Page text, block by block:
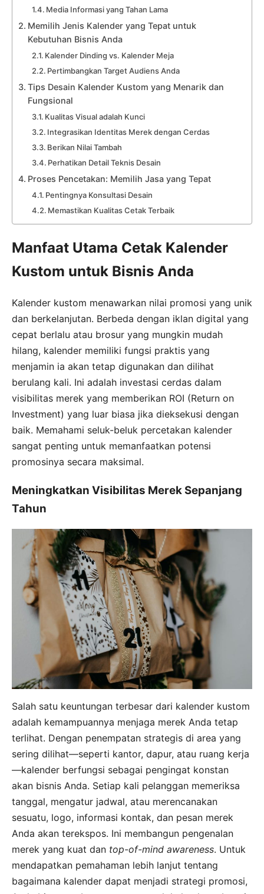
Media Informasi yang Tahan Lama
Memilih Jenis Kalender yang Tepat untuk
Kebutuhan Bisnis Anda
Kalender Dinding vs. Kalender Meja
Pertimbangkan Target Audiens Anda
Tips Desain Kalender Kustom yang Menarik dan
Fungsional
Kualitas Visual adalah Kunci
Integrasikan Identitas Merek dengan Cerdas
Berikan Nilai Tambah
Perhatikan Detail Teknis Desain
Proses Pencetakan: Memilih Jasa yang Tepat
Pentingnya Konsultasi Desain
Memastikan Kualitas Cetak Terbaik
Manfaat Utama Cetak Kalender
Kustom untuk Bisnis Anda
Kalender kustom menawarkan nilai promosi yang unik
dan berkelanjutan. Berbeda dengan iklan digital yang
cepat berlalu atau brosur yang mungkin mudah
hilang, kalender memiliki fungsi praktis yang
menjamin ia akan tetap digunakan dan dilihat
berulang kali. Ini adalah investasi cerdas dalam
visibilitas merek yang memberikan ROI (Return on
Investment) yang luar biasa jika dieksekusi dengan
baik. Memahami seluk-beluk percetakan kalender
sangat penting untuk memanfaatkan potensi
promosinya secara maksimal.
Meningkatkan Visibilitas Merek Sepanjang
Tahun
Salah satu keuntungan terbesar dari kalender kustom
adalah kemampuannya menjaga merek Anda tetap
terlihat. Dengan penempatan strategis di area yang
sering dilihat—seperti kantor, dapur, atau ruang kerja
—kalender berfungsi sebagai pengingat konstan
akan bisnis Anda. Setiap kali pelanggan memeriksa
tanggal, mengatur jadwal, atau merencanakan
sesuatu, logo, informasi kontak, dan pesan merek
Anda akan terekspos. Ini membangun pengenalan
merek yang kuat dan top-of-mind awareness. Untuk
mendapatkan pemahaman lebih lanjut tentang
bagaimana kalender dapat menjadi strategi promosi,